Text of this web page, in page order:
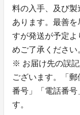
料の入手、及び
あります。最善を
すが発送が予定よ
めご了承ください
※ お届け先の誤
ございます。「
番号」「電話番号
す。